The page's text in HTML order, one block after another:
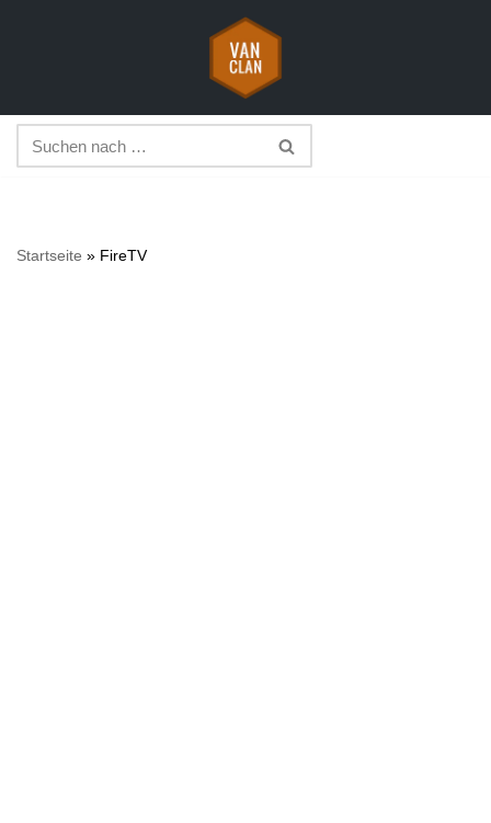
springen
Startseite » FireTV